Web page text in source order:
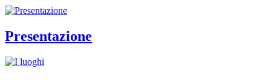
Presentazione